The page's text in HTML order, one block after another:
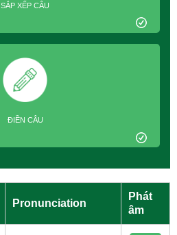
SẮP XẾP CÂU
ĐIỀN CÂU
Pronunciation
Phát
âm